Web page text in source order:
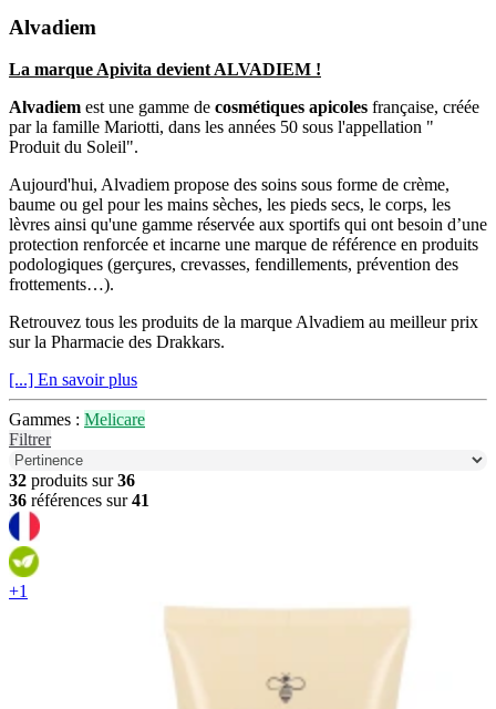
Alvadiem
La marque Apivita devient ALVADIEM !
Alvadiem est une gamme de cosmétiques apicoles française, créée
par la famille Mariotti, dans les années 50 sous l'appellation "
Produit du Soleil".
Aujourd'hui, Alvadiem propose des soins sous forme de crème,
baume ou gel pour les mains sèches, les pieds secs, le corps, les
lèvres ainsi qu'une gamme réservée aux sportifs qui ont besoin d’une
protection renforcée et incarne une marque de référence en produits
podologiques (gerçures, crevasses, fendillements, prévention des
frottements…).
Retrouvez tous les produits de la marque Alvadiem au meilleur prix
sur la Pharmacie des Drakkars.
[...] En savoir plus
Gammes : Melicare
Filtrer
32 produits sur36
36 références sur41
+1